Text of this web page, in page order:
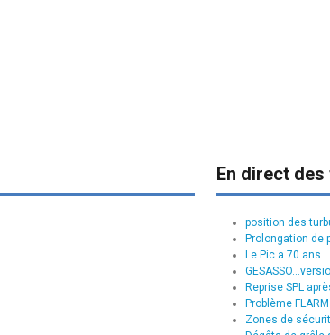
En direct
position des
Prolongation de
Le Pic a 70 ans.
Reprise SPL
Problème FLARM
Zones de